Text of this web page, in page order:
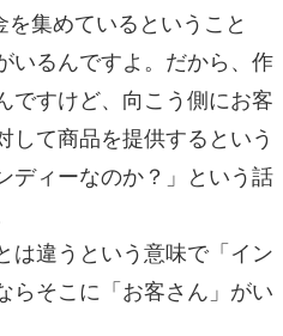
集めているということ
いるんですよ。だから、作
ですけど、向こう側にお客
して商品を提供するという
ディーなのか？」という話
違うという意味で「イン
らそこに「お客さん」がい